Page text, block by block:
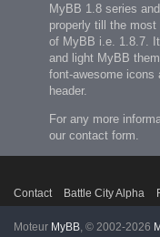
MyBB 1.8 series
properly till the
of MyBB i.e. 1.8.7.
and light MyBB
font-awesome icons
header.
For any more
our contact form.
Contact Battle City Alpha
Moteur MyBB, © 2002-2026